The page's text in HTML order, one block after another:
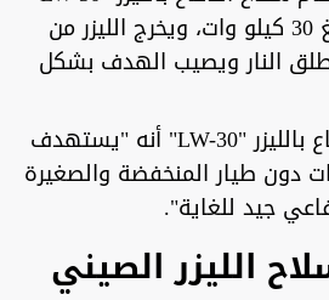
لديه قدرة إنتاجية تبلغ 30 كيلو وات، ويخرج الليزر من
النار ويصيب الهدف بشكل
وأضاف عن نظام الدفاع بالليزر "LW-30" أنه "يستهدف
دون طيار المنخفضة والصغيرة
جيد للغاية".
الليزر الصيني